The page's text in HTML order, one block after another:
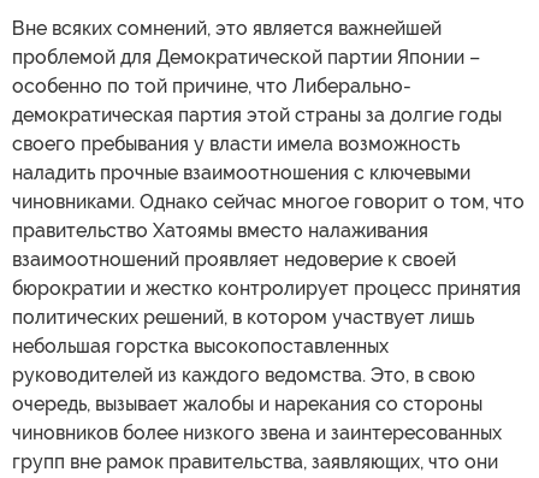
Вне всяких сомнений, это является важнейшей
проблемой для Демократической партии Японии –
особенно по той причине, что Либерально-
демократическая партия этой страны за долгие годы
своего пребывания у власти имела возможность
наладить прочные взаимоотношения с ключевыми
чиновниками. Однако сейчас многое говорит о том, что
правительство Хатоямы вместо налаживания
взаимоотношений проявляет недоверие к своей
бюрократии и жестко контролирует процесс принятия
политических решений, в котором участвует лишь
небольшая горстка высокопоставленных
руководителей из каждого ведомства. Это, в свою
очередь, вызывает жалобы и нарекания со стороны
чиновников более низкого звена и заинтересованных
групп вне рамок правительства, заявляющих, что они